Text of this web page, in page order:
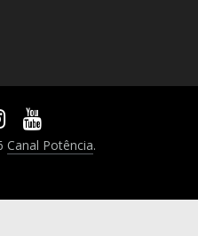
Canal Potência.